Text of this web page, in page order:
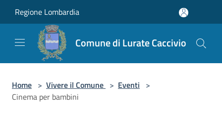
Regione Lombardia
Comune di Lurate Caccivio
Home > Vivere il Comune > Eventi >
Cinema per bambini